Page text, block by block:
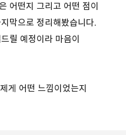
어떤지 그리고 어떤 점이
막으로 정리해봤습니다.
릴 예정이라 마음이
게 어떤 느낌이었는지